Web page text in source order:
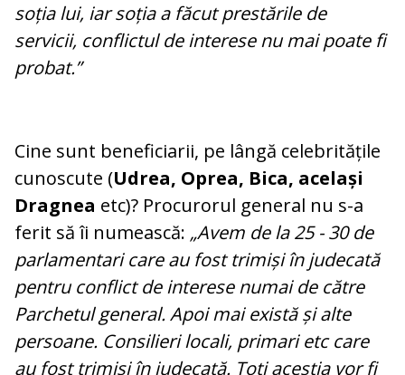
soția lui, iar soția a făcut prestările de
servicii, conflictul de interese nu mai poate fi
probat.”
Cine sunt beneficiarii, pe lângă celebritățile
cunoscute (Udrea, Oprea, Bica, același
Dragnea etc)? Procurorul general nu s-a
ferit să îi numească: „Avem de la 25 - 30 de
parlamentari care au fost trimiși în judecată
pentru conflict de interese numai de către
Parchetul general. Apoi mai există și alte
persoane. Consilieri locali, primari etc care
au fost trimiși în judecată. Toti aceștia vor fi